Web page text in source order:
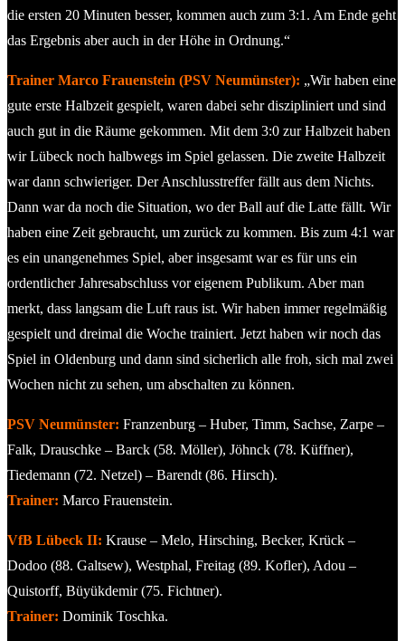
die ersten 20 Minuten besser, kommen auch zum 3:1. Am Ende geht
das Ergebnis aber auch in der Höhe in Ordnung.“
Trainer Marco Frauenstein (PSV Neumünster): „Wir haben eine
gute erste Halbzeit gespielt, waren dabei sehr diszipliniert und sind
auch gut in die Räume gekommen. Mit dem 3:0 zur Halbzeit haben
wir Lübeck noch halbwegs im Spiel gelassen. Die zweite Halbzeit
war dann schwieriger. Der Anschlusstreffer fällt aus dem Nichts.
Dann war da noch die Situation, wo der Ball auf die Latte fällt. Wir
haben eine Zeit gebraucht, um zurück zu kommen. Bis zum 4:1 war
es ein unangenehmes Spiel, aber insgesamt war es für uns ein
ordentlicher Jahresabschluss vor eigenem Publikum. Aber man
merkt, dass langsam die Luft raus ist. Wir haben immer regelmäßig
gespielt und dreimal die Woche trainiert. Jetzt haben wir noch das
Spiel in Oldenburg und dann sind sicherlich alle froh, sich mal zwei
Wochen nicht zu sehen, um abschalten zu können.
PSV Neumünster: Franzenburg – Huber, Timm, Sachse, Zarpe –
Falk, Drauschke – Barck (58. Möller), Jöhnck (78. Küffner),
Tiedemann (72. Netzel) – Barendt (86. Hirsch).
Trainer: Marco Frauenstein.
VfB Lübeck II: Krause – Melo, Hirsching, Becker, Krück –
Dodoo (88. Galtsew), Westphal, Freitag (89. Kofler), Adou –
Quistorff, Büyükdemir (75. Fichtner).
Trainer: Dominik Toschka.